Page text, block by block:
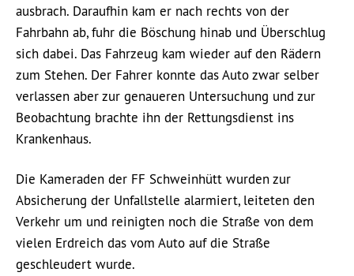
ausbrach. Daraufhin kam er nach rechts von der
Fahrbahn ab, fuhr die Böschung hinab und Überschlug
sich dabei. Das Fahrzeug kam wieder auf den Rädern
zum Stehen. Der Fahrer konnte das Auto zwar selber
verlassen aber zur genaueren Untersuchung und zur
Beobachtung brachte ihn der Rettungsdienst ins
Krankenhaus.
Die Kameraden der FF Schweinhütt wurden zur
Absicherung der Unfallstelle alarmiert, leiteten den
Verkehr um und reinigten noch die Straße von dem
vielen Erdreich das vom Auto auf die Straße
geschleudert wurde.